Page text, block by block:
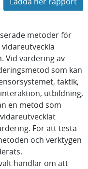
metoder för
Vid värdering av
som kan
taktik,
utbildning,
en metod som
För att testa
och verktygen
handlar om att